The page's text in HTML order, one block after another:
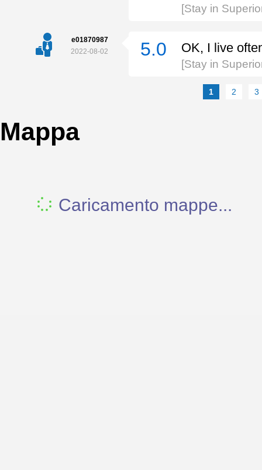
[Stay in
e01870987
2022-08-02
5.0 OK, I live
[Stay in
1 2 3
Mappa
Caricamento mappe...